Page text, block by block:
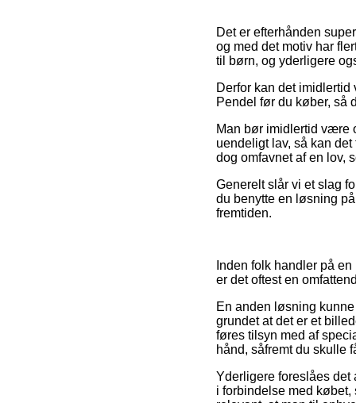
Det er efterhånden
og med det motiv har
til børn, og yderligere
Derfor kan det
Pendel før du køber, så
Man bør imidlertid være
uendeligt lav, så kan
dog omfavnet af en lov,
Generelt slår vi et slag
du benytte en løsning
fremtiden.
Inden folk handler på
er det oftest en
En anden løsning
grundet at det er et
føres tilsyn med af
hånd, såfremt du skulle
Yderligere foreslåes
i forbindelse med købet,